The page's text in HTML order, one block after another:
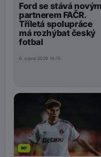
Ford se stává novým
partnerem FAČR.
Tříletá spolupráce
má rozhýbat český
fotbal
6. srpna 2026 16:15
90'